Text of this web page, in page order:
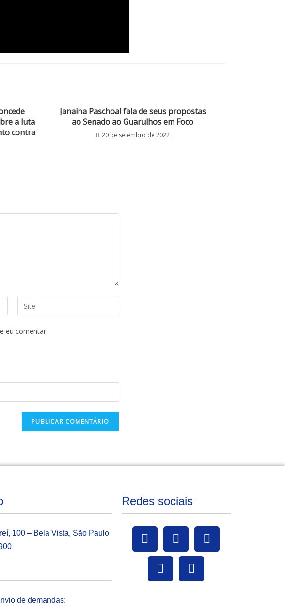
a luta
contra
Janaina Paschoal fala de seus propostas
ao Senado ao Guarulhos em Foco
20 de setembro de 2022
eu comentar.
100 – Bela Vista, São Paulo
de demandas:
Redes sociais